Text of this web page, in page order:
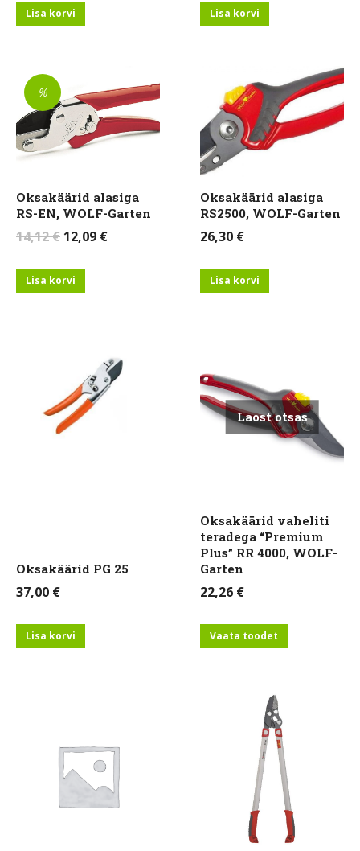
Lisa korvi Lisa korvi
%
Oksakäärid alasiga
RS-EN, WOLF-Garten
14,12€ Algne
oli:
12,09 €Current
Lisa korvi
Oksakäärid alasiga
RS2500, WOLF-Garten
26,30 €
Lisa korvi
Oksakäärid PG 25
37,00 €
Lisa korvi
Laost otsas
Oksakäärid vaheliti
teradega “Premium
Plus” RR 4000, WOLF-
Garten
22,26 €
Vaata toodet